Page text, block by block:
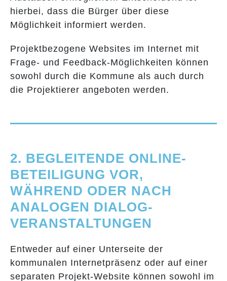
hierbei, dass die Bürger über diese
Möglichkeit informiert werden.
Projektbezogene Websites im Internet mit
Frage- und Feedback-Möglichkeiten können
sowohl durch die Kommune als auch durch
die Projektierer angeboten werden.
2. BEGLEITENDE ONLINE-
BETEILIGUNG VOR,
WÄHREND ODER NACH
ANALOGEN DIALOG­
VERANSTALTUNGEN
Entweder auf einer Unterseite der
kommunalen Internetpräsenz oder auf einer
separaten Projekt-Website können sowohl im